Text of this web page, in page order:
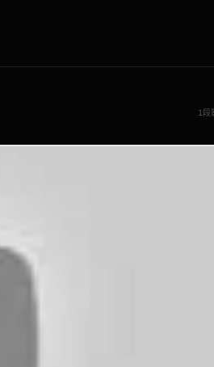
1段